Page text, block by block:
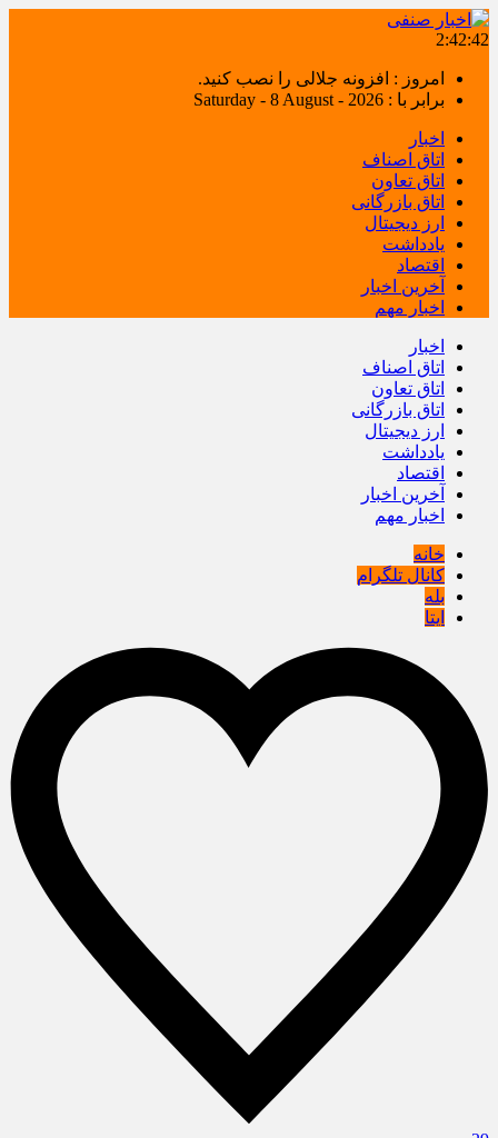
2:42:42
امروز : افزونه جلالی را نصب کنید.
برابر با : Saturday - 8 August - 2026
اخبار
اتاق اصناف
اتاق تعاون
اتاق بازرگانی
ارز دیجیتال
یادداشت
اقتصاد
آخرین اخبار
اخبار مهم
اخبار
اتاق اصناف
اتاق تعاون
اتاق بازرگانی
ارز دیجیتال
یادداشت
اقتصاد
آخرین اخبار
اخبار مهم
خانه
کانال تلگرام
بله
ایتا